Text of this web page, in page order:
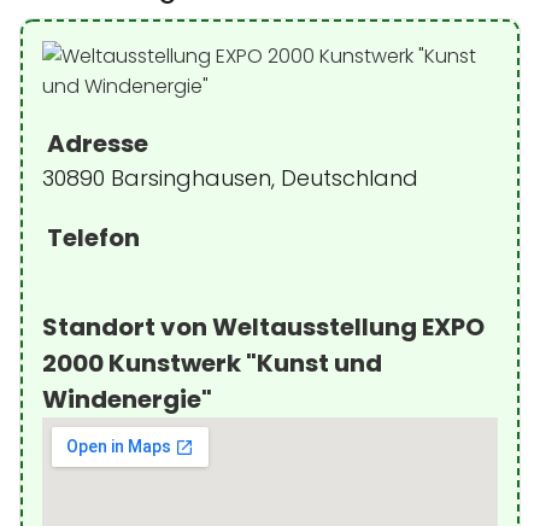
Adresse
30890 Barsinghausen, Deutschland
Telefon
Standort von Weltausstellung EXPO
2000 Kunstwerk "Kunst und
Windenergie"